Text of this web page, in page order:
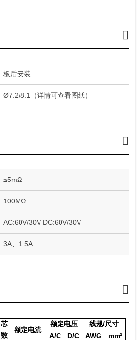
板后安装
Ø7.2/8.1（详情可查看图纸）
≤5mΩ
100MΩ
AC:60V/30V DC:60V/30V
3A、1.5A
芯
数
额定电流
额定电压
线规/尺寸
A/C
D/C AWG
mm²